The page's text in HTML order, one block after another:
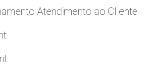
Atendimento ao Cliente